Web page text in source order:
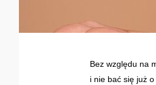
Bez względu na
i nie bać się już